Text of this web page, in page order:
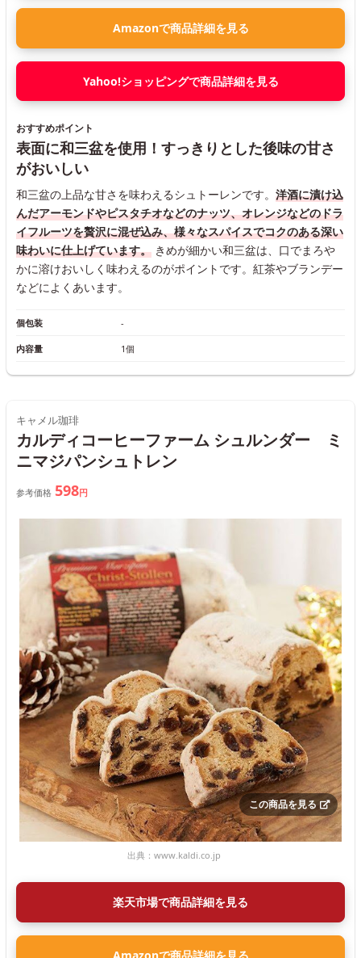
Amazonで商品詳細を見る
Yahoo!ショッピングで商品詳細を見る
おすすめポイント
表面に和三盆を使用！すっきりとした後味の甘さ
がおいしい
和三盆の上品な甘さを味わえるシュトーレンです。 洋酒に漬け込
んだアーモンドやピスタチオなどのナッツ、オレンジなどのドラ
イフルーツを贅沢に混ぜ込み、様々なスパイスでコクのある深い
味わいに仕上げています。 きめが細かい和三盆は、口でまろや
かに溶けおいしく味わえるのがポイントです。紅茶やブランデー
などによくあいます。
個包装 -
内容量 1個
キャメル珈琲
カルディコーヒーファーム シュルンダー ミ
ニマジパンシュトレン
参考価格 598円
この商品を見る
出典： www.kaldi.co.jp
楽天市場で商品詳細を見る